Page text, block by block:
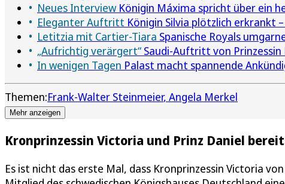
Neues Interview Königin Máxima spricht über ein
Eleganter Auftritt Königin Silvia plötzlich erkrankt
Letitzia mit Cartier-Tiara Spanische Royals
„Aufrichtig verärgert“ Saudi-Auftritt von
In wenigen Tagen Palast macht spannende
Themen:Frank-Walter Steinmeier Angela Merkel
Mehr anzeigen
Kronprinzessin Victoria und Prinz Daniel
Es ist nicht das erste Mal, dass Kronprinzessin Victoria